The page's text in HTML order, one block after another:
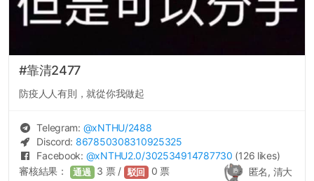
#靠清2477
防疫人人有則，就從你我做起
Telegram: @xNTHU/2488
Discord: 867850308310925325
Facebook: @xNTHU2.0/302534914787730 (126 likes)
匿名, 清大
審核結果： 通過 3 票 / 駁回 0 票